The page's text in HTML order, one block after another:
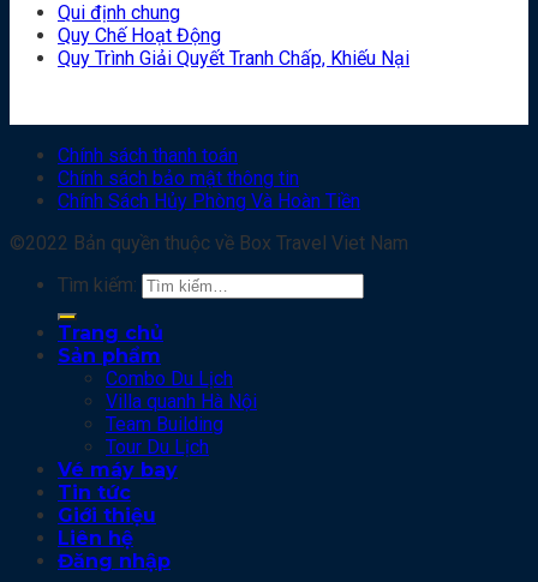
Qui định chung
Quy Chế Hoạt Động
Quy Trình Giải Quyết Tranh Chấp, Khiếu Nại
Chính sách thanh toán
Chính sách bảo mật thông tin
Chính Sách Hủy Phòng Và Hoàn Tiền
©2022 Bản quyền thuộc về Box Travel Viet Nam
Tìm kiếm:
Trang chủ
Sản phẩm
Combo Du Lịch
Villa quanh Hà Nội
Team Building
Tour Du Lịch
Vé máy bay
Tin tức
Giới thiệu
Liên hệ
Đăng nhập